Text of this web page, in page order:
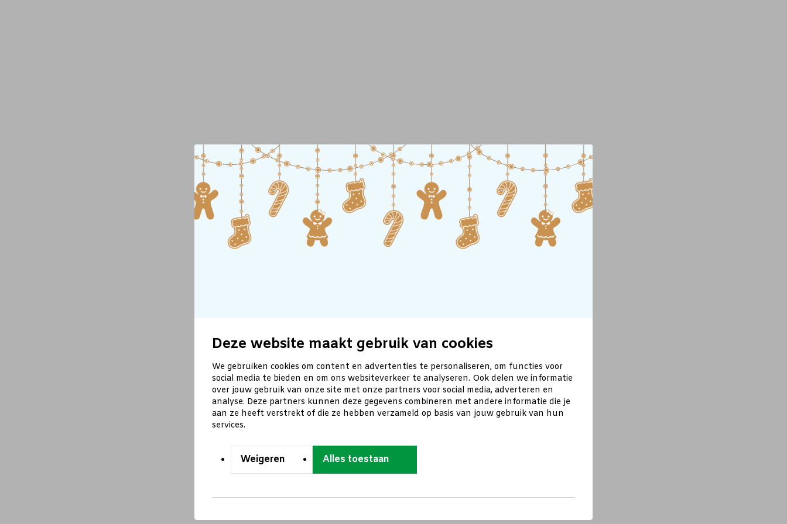
Deze website maakt gebruik van cookies
We gebruiken cookies om content en advertenties te personaliseren, om functies voor
social media te bieden en om ons websiteverkeer te analyseren. Ook delen we informatie
over jouw gebruik van onze site met onze partners voor social media, adverteren en
analyse. Deze partners kunnen deze gegevens combineren met andere informatie die je
aan ze heeft verstrekt of die ze hebben verzameld op basis van jouw gebruik van hun
services.
Weigeren Alles toestaan